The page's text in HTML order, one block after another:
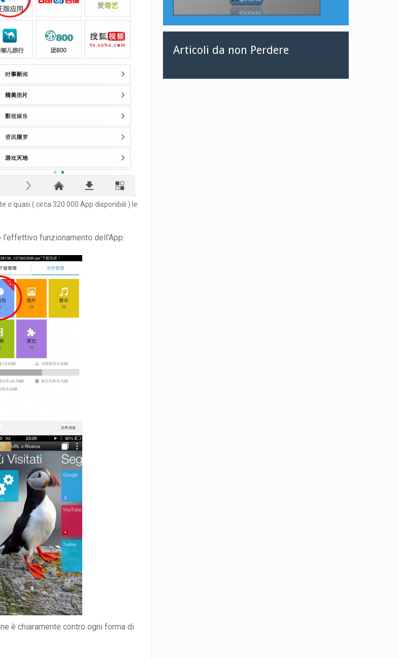
o quasi ( circa 320.000 App disponibili ) le
funzionamento dell’App:
è chiaramente contro ogni forma di
Articoli da non Perdere